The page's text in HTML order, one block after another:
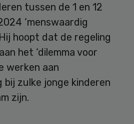
tussen de 1 en 12
‘menswaardig
hoopt dat de regeling
het ‘dilemma voor
werken aan
bij zulke jonge kinderen
zijn.